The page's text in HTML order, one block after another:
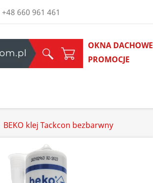
+48 660 961 461
OKNA DACHOWE
PROMOCJE
BEKO klej Tackcon bezbarwny